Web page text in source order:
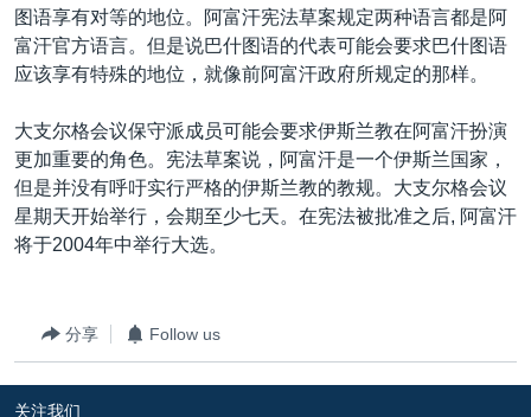
图语享有对等的地位。阿富汗宪法草案规定两种语言都是阿
富汗官方语言。但是说巴什图语的代表可能会要求巴什图语
应该享有特殊的地位，就像前阿富汗政府所规定的那样。
大支尔格会议保守派成员可能会要求伊斯兰教在阿富汗扮演
更加重要的角色。宪法草案说，阿富汗是一个伊斯兰国家，
但是并没有呼吁实行严格的伊斯兰教的教规。大支尔格会议
星期天开始举行，会期至少七天。在宪法被批准之后, 阿富汗
将于2004年中举行大选。
分享 Follow us
关注我们